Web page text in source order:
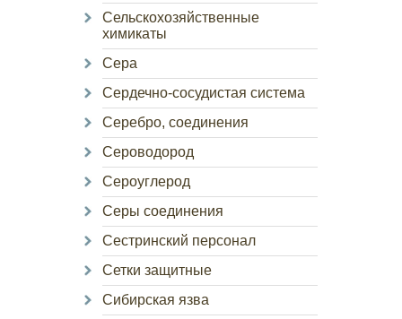
Сельскохозяйственные
химикаты
Сера
Сердечно-сосудистая система
Серебро, соединения
Сероводород
Сероуглерод
Серы соединения
Сестринский персонал
Сетки защитные
Сибирская язва